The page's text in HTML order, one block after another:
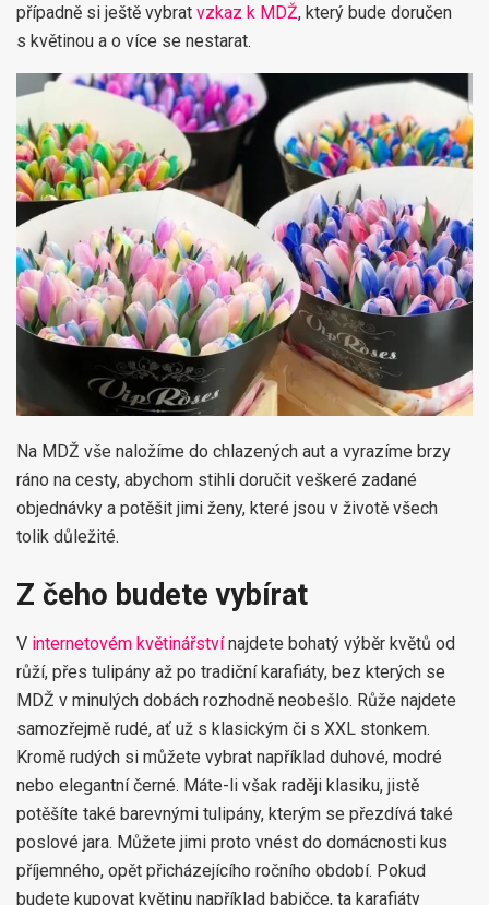
případně si ještě vybrat vzkaz k MDŽ, který bude doručen
s květinou a o více se nestarat.
Na MDŽ vše naložíme do chlazených aut a vyrazíme brzy
ráno na cesty, abychom stihli doručit veškeré zadané
objednávky a potěšit jimi ženy, které jsou v životě všech
tolik důležité.
Z čeho budete vybírat
V internetovém květinářstvínajdete bohatý výběr květů od
růží, přes tulipány až po tradiční karafiáty, bez kterých se
MDŽ v minulých dobách rozhodně neobešlo. Růže najdete
samozřejmě rudé, ať už s klasickým či s XXL stonkem.
Kromě rudých si můžete vybrat například duhové, modré
nebo elegantní černé. Máte-li však raději klasiku, jistě
potěšíte také barevnými tulipány, kterým se přezdívá také
poslové jara. Můžete jimi proto vnést do domácnosti kus
příjemného, opět přicházejícího ročního období. Pokud
budete kupovat květinu například babičce, ta karafiáty